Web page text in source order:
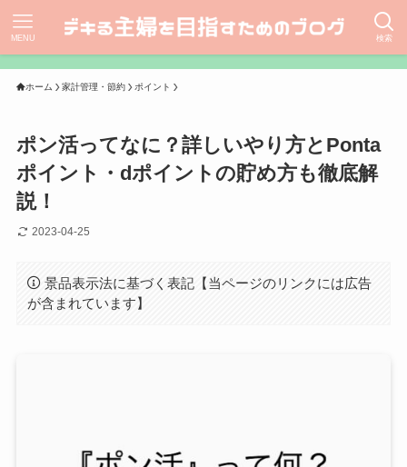
検索
MENU
ホーム 家計管理・節約 ポイント
ポン活ってなに？詳しいやり方とPonta
ポイント・dポイントの貯め方も徹底解
説！
2023-04-25
景品表示法に基づく表記【当ページのリンクには広告
が含まれています】